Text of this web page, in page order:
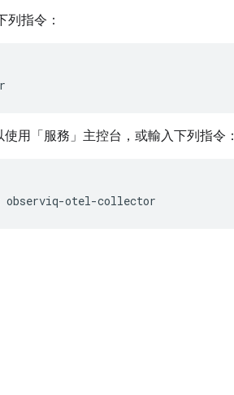
列指令：
用「服務」 主控台，或輸入下列指令：